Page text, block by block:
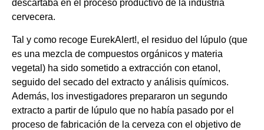
descartaba en el proceso productivo de la industria
cervecera.
Tal y como recoge EurekAlert!, el residuo del lúpulo (que
es una mezcla de compuestos orgánicos y materia
vegetal) ha sido sometido a extracción con etanol,
seguido del secado del extracto y análisis químicos.
Además, los investigadores prepararon un segundo
extracto a partir de lúpulo que no había pasado por el
proceso de fabricación de la cerveza con el objetivo de